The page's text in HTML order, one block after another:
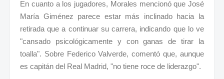
En cuanto a los jugadores, Morales mencionó que José
María Giménez parece estar más inclinado hacia la
retirada que a continuar su carrera, indicando que lo ve
"cansado psicológicamente y con ganas de tirar la
toalla". Sobre Federico Valverde, comentó que, aunque
es capitán del Real Madrid, "no tiene roce de liderazgo".